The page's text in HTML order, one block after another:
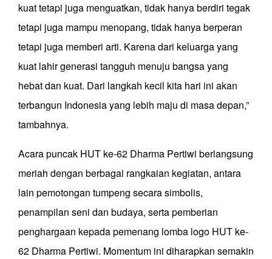
kuat tetapi juga menguatkan, tidak hanya berdiri tegak
tetapi juga mampu menopang, tidak hanya berperan
tetapi juga memberi arti. Karena dari keluarga yang
kuat lahir generasi tangguh menuju bangsa yang
hebat dan kuat. Dari langkah kecil kita hari ini akan
terbangun Indonesia yang lebih maju di masa depan,”
tambahnya.
Acara puncak HUT ke-62 Dharma Pertiwi berlangsung
meriah dengan berbagai rangkaian kegiatan, antara
lain pemotongan tumpeng secara simbolis,
penampilan seni dan budaya, serta pemberian
penghargaan kepada pemenang lomba logo HUT ke-
62 Dharma Pertiwi. Momentum ini diharapkan semakin